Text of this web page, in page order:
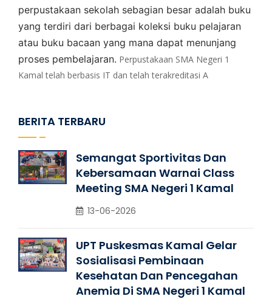
perpustakaan sekolah sebagian besar adalah buku
yang terdiri dari berbagai koleksi buku pelajaran
atau buku bacaan yang mana dapat menunjang
proses pembelajaran. Perpustakaan SMA Negeri 1
Kamal telah berbasis IT dan telah terakreditasi A
BERITA TERBARU
Semangat Sportivitas Dan
Kebersamaan Warnai Class
Meeting SMA Negeri 1 Kamal
13-06-2026
UPT Puskesmas Kamal Gelar
Sosialisasi Pembinaan
Kesehatan Dan Pencegahan
Anemia Di SMA Negeri 1 Kamal